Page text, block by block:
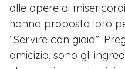
alle opere di
hanno proposto loro
“Servire con gioia”.
amicizia, sono gli